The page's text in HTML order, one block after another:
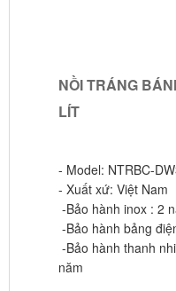
NỒI TRÁNG
LÍT
- Model: NTRBC-
- Xuất xứ: Việt Nam
-Bảo hành inox : 2
-Bảo hành bảng
-Bảo hành thanh
năm